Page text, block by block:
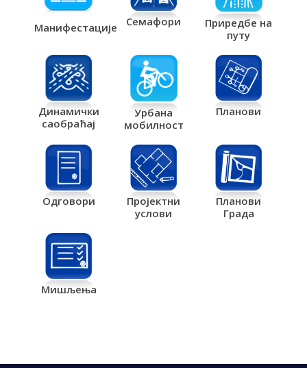
Манифестације Семафори
Приредбе на
путу
Динамички
саобраћај
Урбана
мобилност
Планови
Одговори
Пројектни
услови
Планови
Града
Мишљења